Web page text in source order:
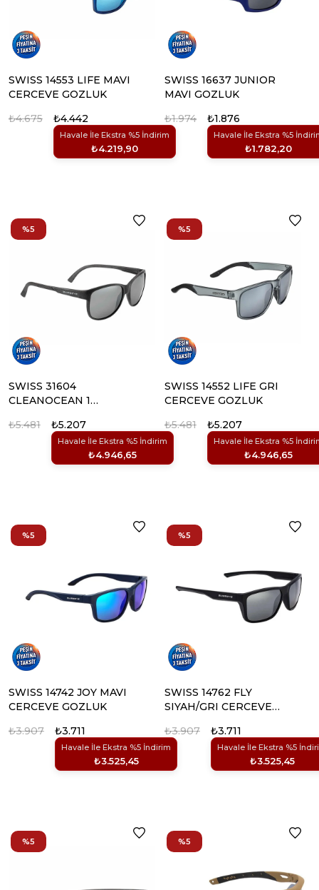
SWISS 14553 LIFE MAVI
CERCEVE GOZLUK
₺4.442
Havale İle Ekstra %5 İndirim
₺4.219,90
₺4.675
SWISS 16637 JUNIOR
MAVI GOZLUK
₺1.876
Havale İle Ekstra %5
₺1.782,20
₺1.974
SWISS 31604
CLEANOCEAN 1
₺5.207
Havale İle Ekstra %5 İndirim
₺4.946,65
₺5.481
%5
SWISS 14552 LIFE GRI
CERCEVE GOZLUK
₺5.207
Havale İle Ekstra %5
₺4.946,65
₺5.481
%5
SWISS 14742 JOY MAVI
CERCEVE GOZLUK
₺3.711
Havale İle Ekstra %5 İndirim
₺3.525,45
₺3.907
%5
SWISS 14762 FLY
SIYAH/GRI CERCEVE
₺3.711
Havale İle Ekstra %5
₺3.525,45
₺3.907
%5
%5 %5